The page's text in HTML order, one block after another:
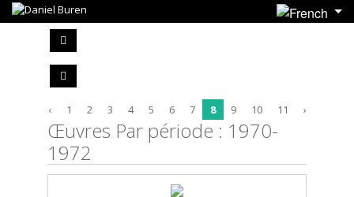
‹ 1 2 3 4 5 6 7 8 9 10 11 ›
Œuvres Par période : 1970-
1972